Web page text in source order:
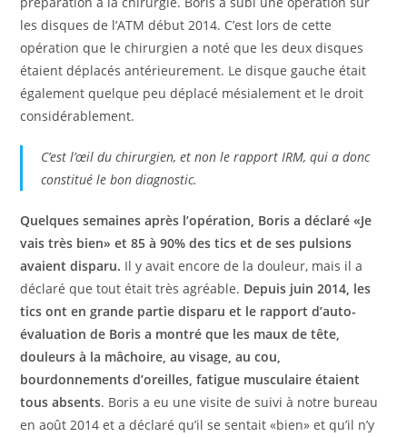
les disques de l’ATM début 2014. C’est lors de cette
opération que le chirurgien a noté que les deux disques
étaient déplacés antérieurement. Le disque gauche était
également quelque peu déplacé mésialement et le droit
considérablement.
C’est l’œil du chirurgien, et non le rapport IRM, qui a donc
constitué le bon diagnostic.
Quelques semaines après l’opération, Boris a déclaré «Je
vais très bien» et 85 à 90% des tics et de ses pulsions
avaient disparu. Il y avait encore de la douleur, mais il a
déclaré que tout était très agréable. Depuis juin 2014, les
tics ont en grande partie disparu et le rapport d’auto-
évaluation de Boris a montré que les maux de tête,
douleurs à la mâchoire, au visage, au cou,
bourdonnements d’oreilles, fatigue musculaire étaient
tous absents. Boris a eu une visite de suivi à notre bureau
en août 2014 et a déclaré qu’il se sentait «bien» et qu’il n’y